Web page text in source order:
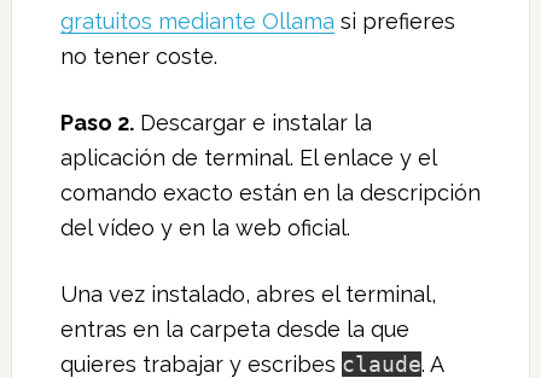
gratuitos mediante Ollama si prefieres
no tener coste.
Paso 2.Descargar e instalar la
aplicación de terminal. El enlace y el
comando exacto están en la descripción
del vídeo y en la web oficial.
Una vez instalado, abres el terminal,
entras en la carpeta desde la que
quieres trabajar y escribes claude. A